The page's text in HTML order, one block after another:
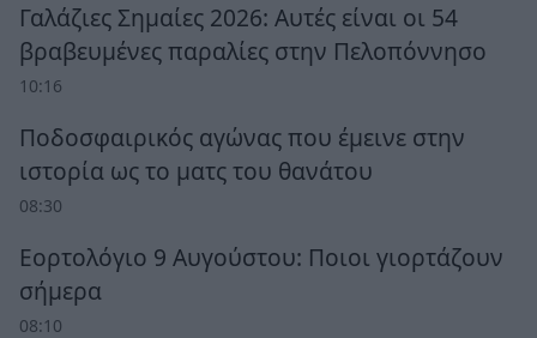
Γαλάζιες Σημαίες 2026: Αυτές είναι οι 54
βραβευμένες παραλίες στην Πελοπόννησο
10:16
Ποδοσφαιρικός αγώνας που έμεινε στην
ιστορία ως το ματς του θανάτου
08:30
Εορτολόγιο 9 Αυγούστου: Ποιοι γιορτάζουν
σήμερα
08:10